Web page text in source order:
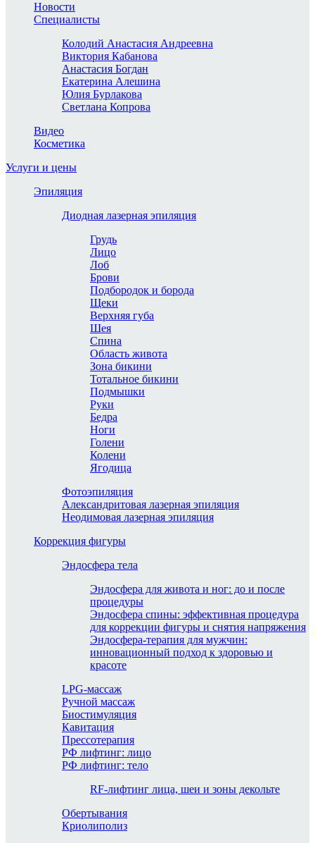
Новости
Специалисты
Колодий Анастасия Андреевна
Виктория Кабанова
Анастасия Богдан
Екатерина Алешина
Юлия Бурлакова
Светлана Копрова
Видео
Косметика
Услуги и цены
Эпиляция
Диодная лазерная эпиляция
Грудь
Лицо
Лоб
Брови
Подбородок и борода
Щеки
Верхняя губа
Шея
Спина
Область живота
Зона бикини
Тотальное бикини
Подмышки
Руки
Бедра
Ноги
Голени
Колени
Ягодица
Фотоэпиляция
Александритовая лазерная эпиляция
Неодимовая лазерная эпиляция
Коррекция фигуры
Эндосфера тела
Эндосфера для живота и ног: до и после
процедуры
Эндосфера спины: эффективная процедура
для коррекции фигуры и снятия напряжения
Эндосфера-терапия для мужчин:
инновационный подход к здоровью и
красоте
LPG-массаж
Ручной массаж
Биостимуляция
Кавитация
Прессотерапия
РФ лифтинг: лицо
РФ лифтинг: тело
RF-лифтинг лица, шеи и зоны декольте
Обертывания
Криолиполиз